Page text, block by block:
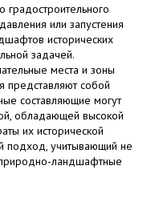
градостроительного
или запустения
исторических
задачей.
места и зоны
представляют собой
составляющие могут
обладающей высокой
их исторической
подход, учитывающий не
природно-ландшафтные